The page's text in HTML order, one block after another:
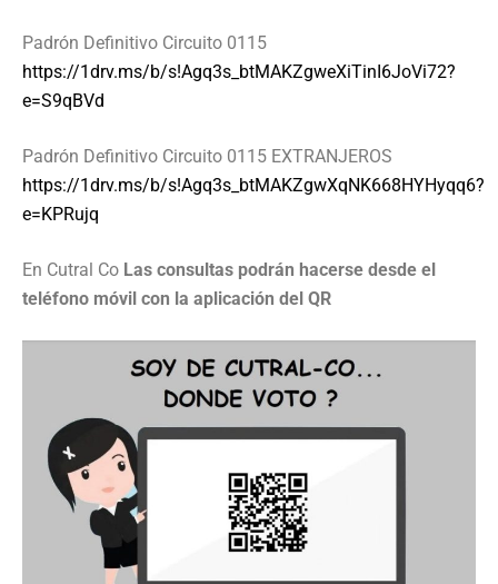
Padrón Definitivo Circuito 0115
https://1drv.ms/b/s!Agq3s_btMAKZgweXiTinI6JoVi72?
e=S9qBVd
Padrón Definitivo Circuito 0115 EXTRANJEROS
https://1drv.ms/b/s!Agq3s_btMAKZgwXqNK668HYHyqq6?
e=KPRujq
En Cutral Co Las consultas podrán hacerse desde el
teléfono móvil con la aplicación del QR